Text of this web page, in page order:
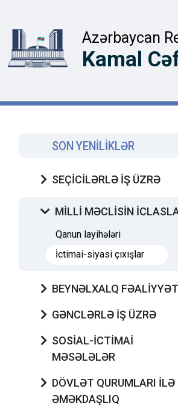
Azərbaycan
Kamal
SON YENİLİKLƏR
SEÇİCİLƏRLƏ İŞ ÜZRƏ
MİLLİ MƏCLİSİN
Qanun layihələri
İctimai-siyasi çıxışlar
BEYNƏLXALQ FƏALİYYƏT
GƏNCLƏRLƏ İŞ ÜZRƏ
SOSİAL-İCTİMAİ
MƏSƏLƏLƏR
DÖVLƏT QURUMLARI İLƏ
ƏMƏKDAŞLIQ